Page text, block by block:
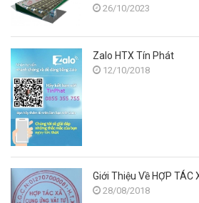
26/10/2023
Zalo HTX Tín Phát
12/10/2018
Giới Thiệu Về HỢP TÁC
28/08/2018